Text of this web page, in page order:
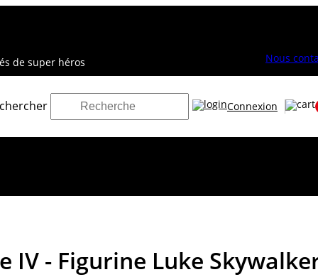
de super héros Nous
Connexion
IV - Figurine Luke